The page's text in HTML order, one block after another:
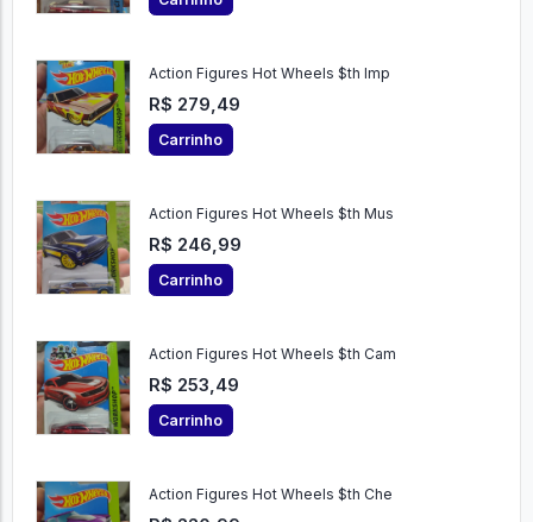
Action Figures Hot Wheels $th Imp
R$ 279,49
Carrinho
Action Figures Hot Wheels $th Mus
R$ 246,99
Carrinho
Action Figures Hot Wheels $th Cam
R$ 253,49
Carrinho
Action Figures Hot Wheels $th Che